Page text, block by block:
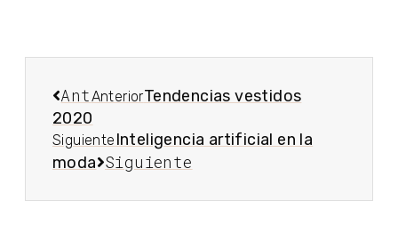
AntAnteriorTendencias vestidos
2020
Siguiente Inteligencia artificial en la
moda Siguiente